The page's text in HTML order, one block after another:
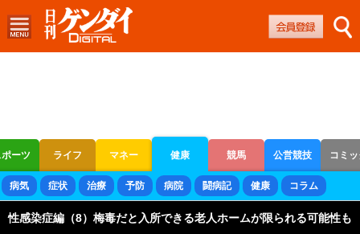
ーツ ライフ マネー 健康 競馬 公営競技 コミ
ボートレース 競輪 オートレース
病気 症状 治療 予防 病院 闘病記 健康 コラム
性感染症編（8）梅毒だと入所できる老人ホームが限られる可能性も